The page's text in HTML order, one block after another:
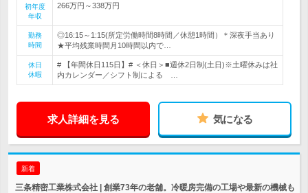
初年度
年収
266万円～338万円
勤務
時間
◎16:15～1:15(所定労働時間8時間／休憩1時間）＊深夜手当あり
★平均残業時間月10時間以内で…
休日
休暇
# 【年間休日115日】# ＜休日＞■週休2日制(土日)※土曜休みは社
内カレンダー／シフト制による …
求人詳細を見る 気になる
新着
三条精密工業株式会社 | 創業73年の老舗。冷暖房完備の工場や最新の機械も